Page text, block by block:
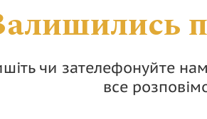
чи зателефонуйте
все